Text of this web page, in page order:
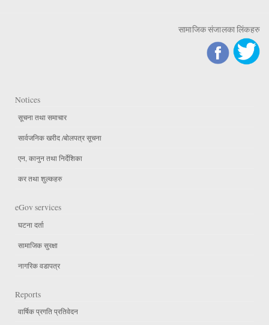
सामाजिक संजालका लिंकहरु
Notices
सूचना तथा समाचार
सार्वजनिक खरीद /बोलपत्र सूचना
एन, कानुन तथा निर्देशिका
कर तथा शुल्कहरु
eGov services
घटना दर्ता
सामाजिक सुरक्षा
नागरिक वडापत्र
Reports
वार्षिक प्रगति प्रतिवेदन